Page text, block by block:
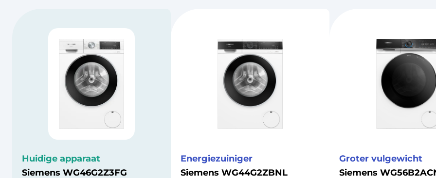
Huidige apparaat
Siemens WG46G2Z3FG
Energiezuiniger
Siemens WG44G2ZBNL
Groter vulgewicht
Siemens